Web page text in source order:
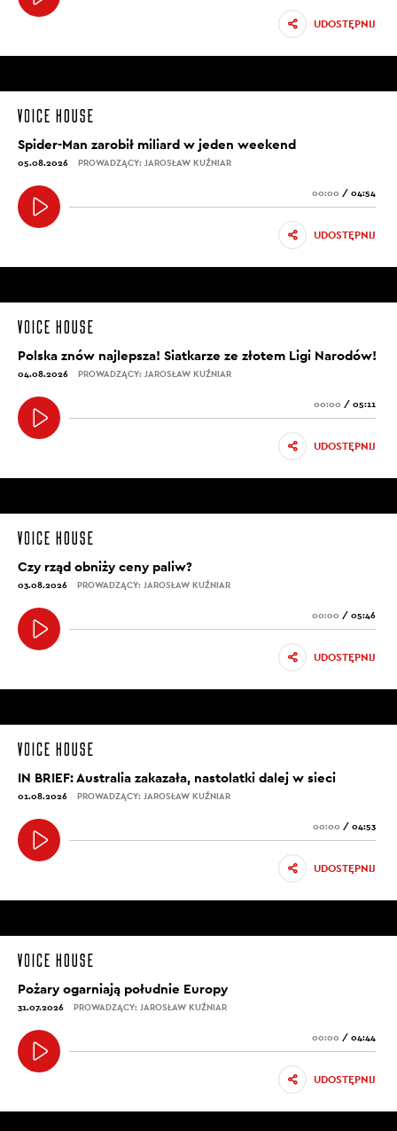
UDOSTĘPNIJ
Spider-Man zarobił miliard w jeden weekend
05.08.2026 PROWADZĄCY: JAROSŁAW KUŹNIAR
00:00 / 04:54
UDOSTĘPNIJ
Polska znów najlepsza! Siatkarze ze złotem Ligi Narodów!
04.08.2026 PROWADZĄCY: JAROSŁAW KUŹNIAR
00:00 / 05:11
UDOSTĘPNIJ
Czy rząd obniży ceny paliw?
03.08.2026 PROWADZĄCY: JAROSŁAW KUŹNIAR
00:00 / 05:46
UDOSTĘPNIJ
IN BRIEF: Australia zakazała, nastolatki dalej w sieci
01.08.2026 PROWADZĄCY: JAROSŁAW KUŹNIAR
00:00 / 04:53
UDOSTĘPNIJ
Pożary ogarniają południe Europy
31.07.2026 PROWADZĄCY: JAROSŁAW KUŹNIAR
00:00 / 04:44
UDOSTĘPNIJ